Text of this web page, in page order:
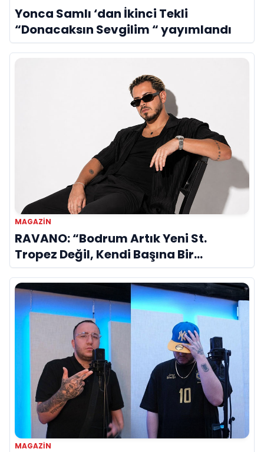
Yonca Samlı ‘dan İkinci Tekli
“Donacaksın Sevgilim “ yayımlandı
MAGAZIN
RAVANO: “Bodrum Artık Yeni St.
Tropez Değil, Kendi Başına Bir
Referans”
MAGAZIN